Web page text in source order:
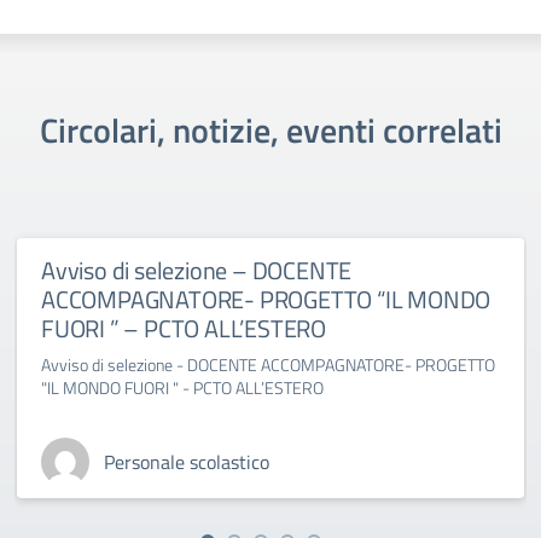
Circolari, notizie, eventi correlati
Avviso di selezione – DOCENTE
ACCOMPAGNATORE- PROGETTO “IL MONDO
FUORI ” – PCTO ALL’ESTERO
Avviso di selezione - DOCENTE ACCOMPAGNATORE- PROGETTO
"IL MONDO FUORI " - PCTO ALL’ESTERO
Personale scolastico